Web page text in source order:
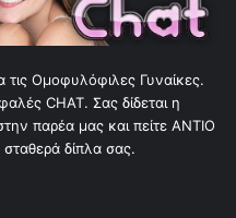
τις Ομοφυλόφιλες Γυναίκες.
CHAT. Σας δίδεται η
παρέα μας και πείτε ΑΝΤΙΟ
δίπλα σας.